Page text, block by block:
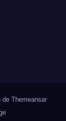
de Themeansar